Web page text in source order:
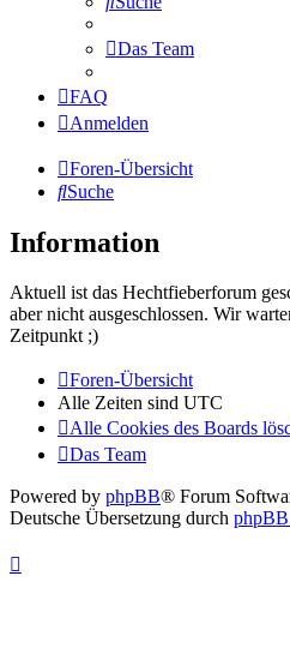
Das Team
FAQ
Anmelden
Foren-Übersicht
Suche
Information
Aktuell ist das Hechtfieberforum
aber nicht ausgeschlossen. Wir
Zeitpunkt ;)
Foren-Übersicht
Alle Zeiten sind UTC
Alle Cookies des Boards
Das Team
Powered by phpBB® Forum
Deutsche Übersetzung durch